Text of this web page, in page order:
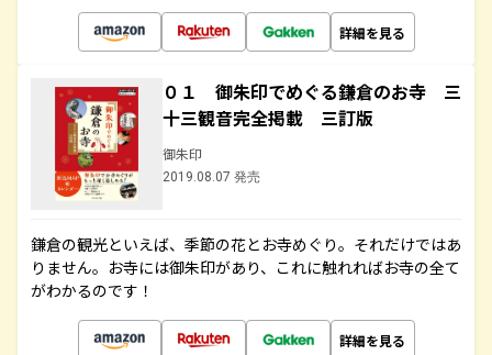
詳細を見る
０１ 御朱印でめぐる鎌倉のお寺 三
十三観音完全掲載 三訂版
御朱印
2019.08.07 発売
鎌倉の観光といえば、季節の花とお寺めぐり。それだけではあ
りません。お寺には御朱印があり、これに触れればお寺の全て
がわかるのです！
詳細を見る